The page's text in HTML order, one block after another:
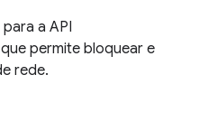
a API
que permite bloquear e
rede.